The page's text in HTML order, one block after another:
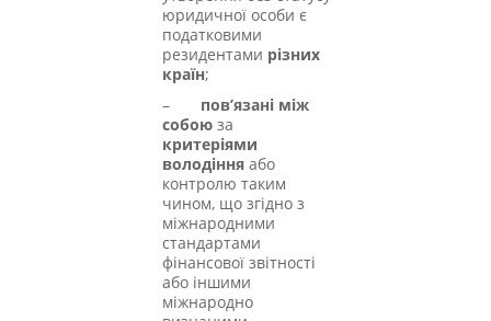
юридичної особи є
податковими
резидентами різних
країн;
– пов’язані між
собою за
критеріями
володіння або
контролю таким
чином, що згідно з
міжнародними
стандартами
фінансової звітності
або іншими
міжнародно